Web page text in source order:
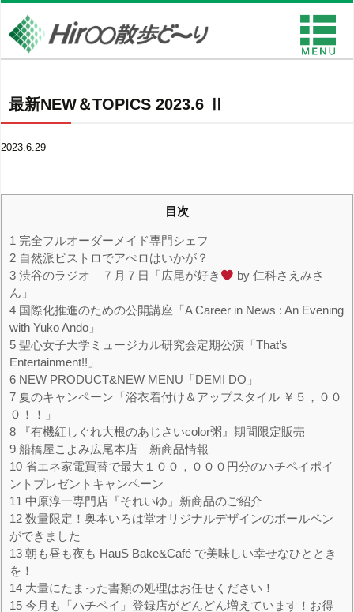
最新NEW＆TOPICS 2023.6 Ⅱ
2023.6.29
目次
1 完全フルオーダーメイド専門シェフ
2 自然派ビストロでアぺロはいかが？
3 渋谷のラジオ ７月７日「広尾が好き
by 仁科さえみさ
ん」
4 国際化推進のための公開講座「A Career in News : An Evening
with Yuko Ando」
5 聖心女子大学ミュージカル研究会定期公演「That’s
Entertainment!!」
6 NEW PRODUCT&NEW MENU「DEMI DO」
7 夏のキャンペーン「浴衣着付け＆アップスタイル ￥５，００
０！！」
8 『有機紅しぐれ大根のあじさいcolor粥』期間限定販売
9 船橋屋こよみ広尾本店 新商品情報
10 省エネ家電買替で最大１００，０００円分のハチペイポイ
ントプレゼントキャンペーン
11 中原淳一専門店『それいゆ』新商品のご紹介
12 数量限定！奥本いろは堂オリジナルデザインのボールペン
ができました
13 朝も昼も夜も HauS Bake&Café で美味しい幸せなひととき
を！
14 大量にたまった書類の処理はお任せください！
15 今月も「ハチペイ」登録店がどんどん増えています！お得